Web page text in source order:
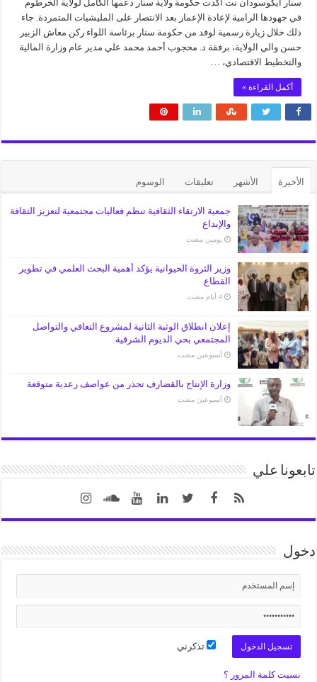
سنار ايكوسودان نت أكدت حكومة ولاية سنار دعمها الكامل لولاية الخرطوم
في جهودها الرامية لإعادة الإعمار بعد الانتصار على المليشيات المتمردة. جاء
ذلك خلال زيارة رسمية لوفد من حكومة سنار برئاسة اللواء ركن معاش الزبير
حسن والي الولاية، برفقة د. محجوب أحمد محمد علي مدير عام وزارة المالية
والتخطيط الاقتصادي، …
أكمل القراءة »
الأخيرة الأشهر تعليقات الوسوم
جمعية الارتقاء الثقافية تنظم فعاليات مجتمعية لتعزيز الثقافة
والإبداع
‏يومين مضت
وزير الثروة الحيوانية يؤكد أهمية البحث العلمي في تطوير
القطاع
إعلان انطلاق الوثبة الثانية لمشروع التعافي والتواصل
المجتمعي بحي الديوم الشرقية
‏أسبوعين مضت
وزارة الإنتاج بالقضارف تحذر من عواصف رعدية متوقعة
‏أسبوعين مضت
تابعونا علي
دخول
تذكرني
نسيت كلمة المرور ؟